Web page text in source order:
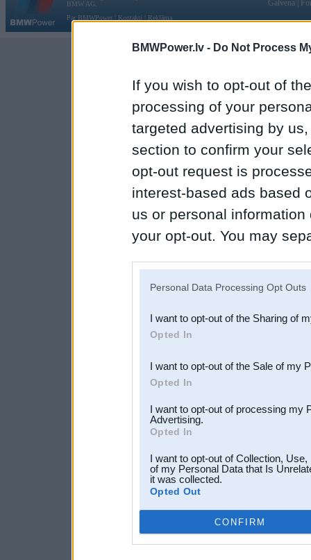
BMWPower.lv - Do Not Process
If you wish to opt-out of
processing of your
targeted advertising by
section to confirm your
opt-out request is
interest-based ads based
us or personal
your opt-out. You may
Downstream Participants
third parties.
Personal Data Processing Opt Outs
I want to opt-out of the Sharing of
Opted In
I want to opt-out of the Sale of my
Opted In
I want to opt-out of processing my
Advertising.
Opted In
I want to opt-out of Collection,
of my Personal Data that Is
it was collected.
Opted Out
CONFIRM
BMW AG.
Par BMWPower
Kontakti Reklāma
Galvena